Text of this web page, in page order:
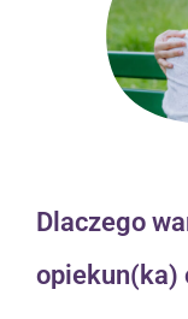
Dlaczego
opiekun(ka)